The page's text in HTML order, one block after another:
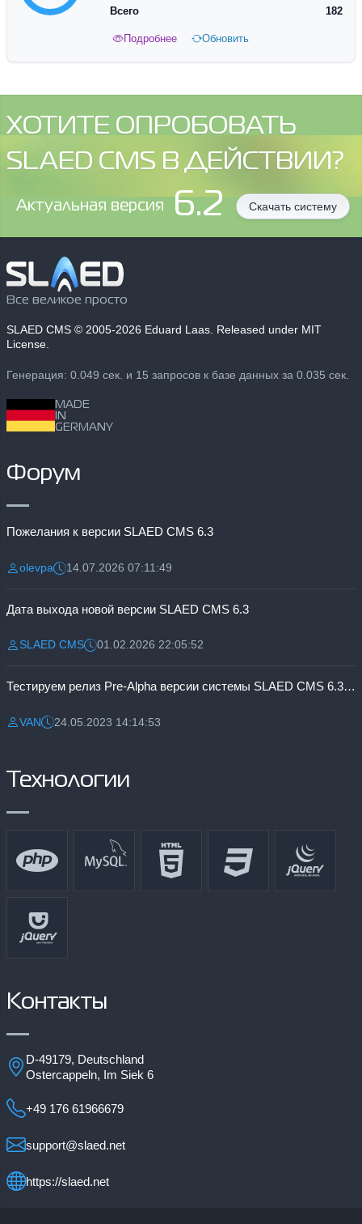
Всего
182
Подробнее Обновить
ХОТИТЕ ОПРОБОВАТЬ
SLAED CMS В ДЕЙСТВИИ?
Aктуальная версия 6.2 Скачать систему
Все великое просто
SLAED CMS © 2005-2026 Eduard Laas. Released under MIT
License.
Генерация: 0.049 сек. и 15 запросов к базе данных за 0.035 сек.
MADE
IN
GERMANY
Форум
Пожелания к версии SLAED CMS 6.3
Разместил:
olevpaДата:14.07.2026 07:11:49
Дата выхода новой версии SLAED CMS 6.3
Разместил:
SLAED CMSДата:01.02.2026 22:05:52
Тестируем релиз Pre-Alpha версии системы SLAED CMS 6.3 Pro
Разместил:
VANДата:24.05.2023 14:14:53
Технологии
Контакты
D-49179, Deutschland
Ostercappeln, Im Siek 6
+49 176 61966679
support@slaed.net
https://slaed.net